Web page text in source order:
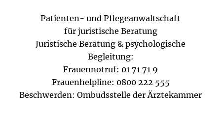
Patienten- und Pflegeanwaltschaft
für juristische Beratung
Juristische Beratung & psychologische
Begleitung:
Frauennotruf: 01 71 71 9
Frauenhelpline: 0800 222 555
Beschwerden: Ombudsstelle der Ärztekammer